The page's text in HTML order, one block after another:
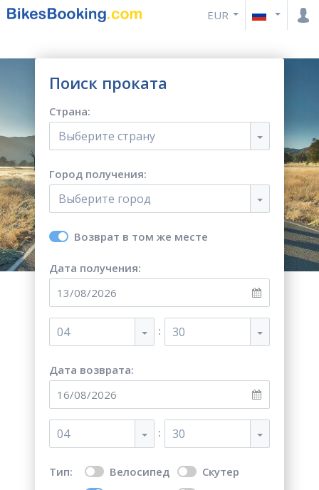
EUR
Поиск проката
Страна:
Выберите страну
Город получения:
Выберите город
Возврат в том же месте
Дата получения:
04 : 30
Дата возврата:
04 : 30
Тип: Велосипед
Скутер